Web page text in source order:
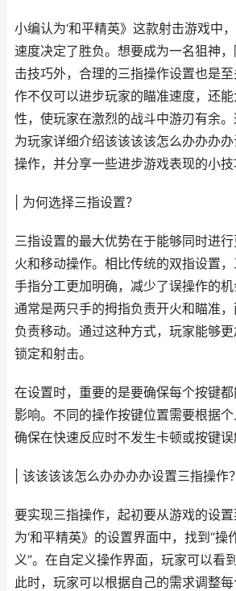
小编认为‘和平精英》这款射击游戏中
速度决定了胜负。想要成为一名狙神
击技巧外，合理的三指操作设置也是
作不仅可以进步玩家的瞄准速度，还
性，使玩家在激烈的战斗中游刃有余
为玩家详细介绍该该该该怎么办办办
操作，并分享一些进步游戏表现的小技
| 为何选择三指设置？
三指设置的最大优势在于能够同时进
火和移动操作。相比传统的双指设置
手指分工更加明确，减少了误操作的机
通常是两只手的拇指负责开火和瞄准
负责移动。通过这种方式，玩家能够
锁定和射击。
在设置时，重要的是要确保每个按键
影响。不同的操作按键位置需要根据个
确保在快速反应时不发生卡顿或按键误
| 该该该该怎么办办办办设置三指操作？
要实现三指操作，起初要从游戏的设
为‘和平精英》的设置界面中，找到“操
义”。在自定义操作界面，玩家可以看
此时，玩家可以根据自己的需求调整每